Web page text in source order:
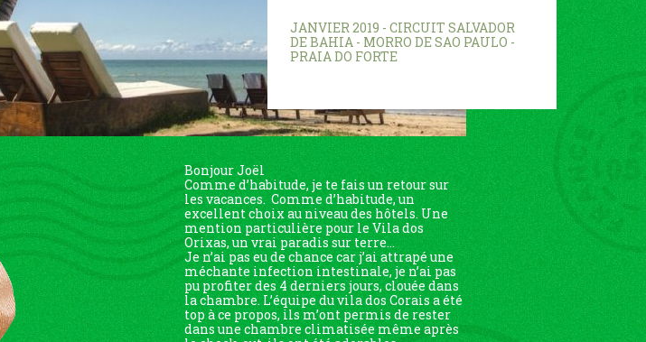
JANVIER 2019 - CIRCUIT SALVADOR
DE BAHIA - MORRO DE SAO PAULO -
PRAIA DO FORTE
Bonjour Joël
Comme d’habitude, je te fais un retour sur
les vacances. Comme d’habitude, un
excellent choix au niveau des hôtels. Une
mention particulière pour le Vila dos
Orixas, un vrai paradis sur terre…
Je n’ai pas eu de chance car j’ai attrapé une
méchante infection intestinale, je n’ai pas
pu profiter des 4 derniers jours, clouée dans
la chambre. L’équipe du vila dos Corais a été
top à ce propos, ils m’ont permis de rester
dans une chambre climatisée même après